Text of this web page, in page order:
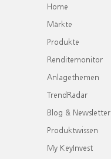
Home
Märkte
Produkte
Renditemonitor
Anlagethemen
TrendRadar
Blog & Newsletter
Produktwissen
My KeyInvest